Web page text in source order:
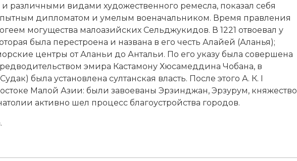
различными видами художественного ремесла, показал себя
дипломатом и умелым военачальником. Время правления
могущества малоазийских Сельджукидов. В 1221 отвоевал у
была перестроена и названа в его честь Алайей (Аланья);
центры от Аланьи до Антальи. По его указу была совершена
эмира Кастамону Хюсамеддина Чобана, в
была установлена султанская власть. После этого А. К. I
Малой Азии: были завоеваны Эрзинджан, Эрзурум, княжество
активно шел процесс благоустройства городов.